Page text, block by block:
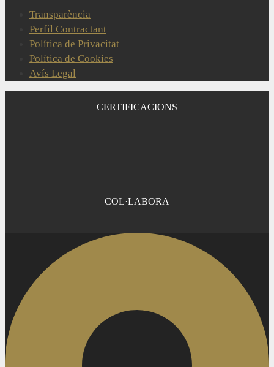
Transparència
Perfil Contractant
Política de Privacitat
Política de Cookies
Avís Legal
CERTIFICACIONS
COL·LABORA